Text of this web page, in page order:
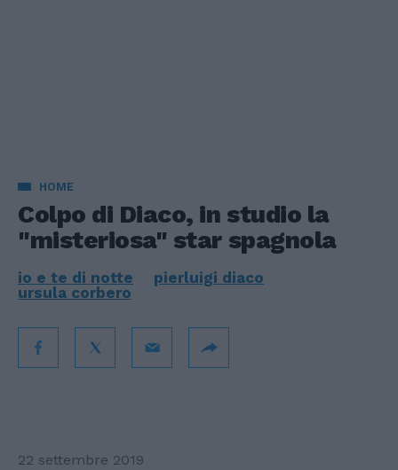
HOME
Colpo di Diaco, in studio la
"misteriosa" star spagnola
io e te di notte
pierluigi diaco
ursula corbero
22 settembre 2019